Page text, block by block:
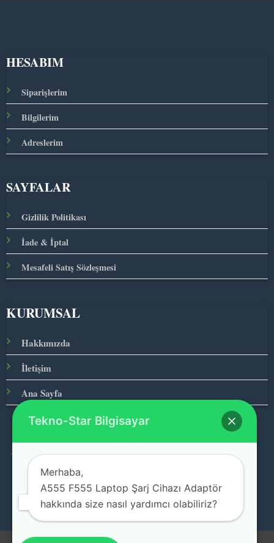
HESABIM
Siparişlerim
Bilgilerim
Adreslerim
SAYFALAR
Gizlilik Politikası
İade & İptal
Mesafeli Satış Sözleşmesi
KURUMSAL
Hakkımızda
İletişim
Ana Sayfa
© 2026 Teknolojinin Starı
Tekno-Star Bilgisayar
Merhaba,
A555 F555 Laptop Şarj Cihazı Adaptör
hakkında size nasıl yardımcı olabiliriz?